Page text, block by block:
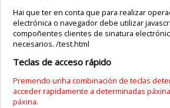
Hai que ter en conta que para realizar
electrónica o navegador debe utilizar
compoñentes clientes de sinatura
necesarios. /test.html
Teclas de acceso rápido
Premendo unha combinación de teclas
acceder rapidamente a determinadas
páxina.